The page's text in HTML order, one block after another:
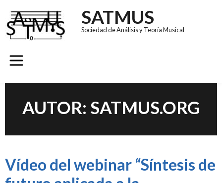
SATMUS
Sociedad de Análisis y Teoría Musical
AUTOR: SATMUS.ORG
Vídeo del webinar “Síntesis de